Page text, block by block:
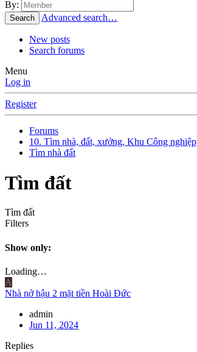
By:
Search Advanced search…
New posts
Search forums
Menu
Log in
Register
Forums
10. Tìm nhà, đất, xưởng, Khu Công nghiệp
Tìm nhà đất
Tìm đất
Tìm đất
Filters
Show only:
Loading…
A
Nhà nở hậu 2 mặt tiền Hoài Đức
admin
Jun 11, 2024
Replies